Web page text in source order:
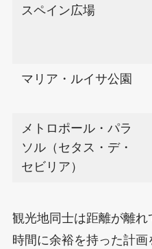
スペイン広場
マリア・ルイサ公園
メトロポール・パラ
ソル（セタス・デ・
セビリア）
観光地同士は距離が離れ
時間に余裕を持った計画